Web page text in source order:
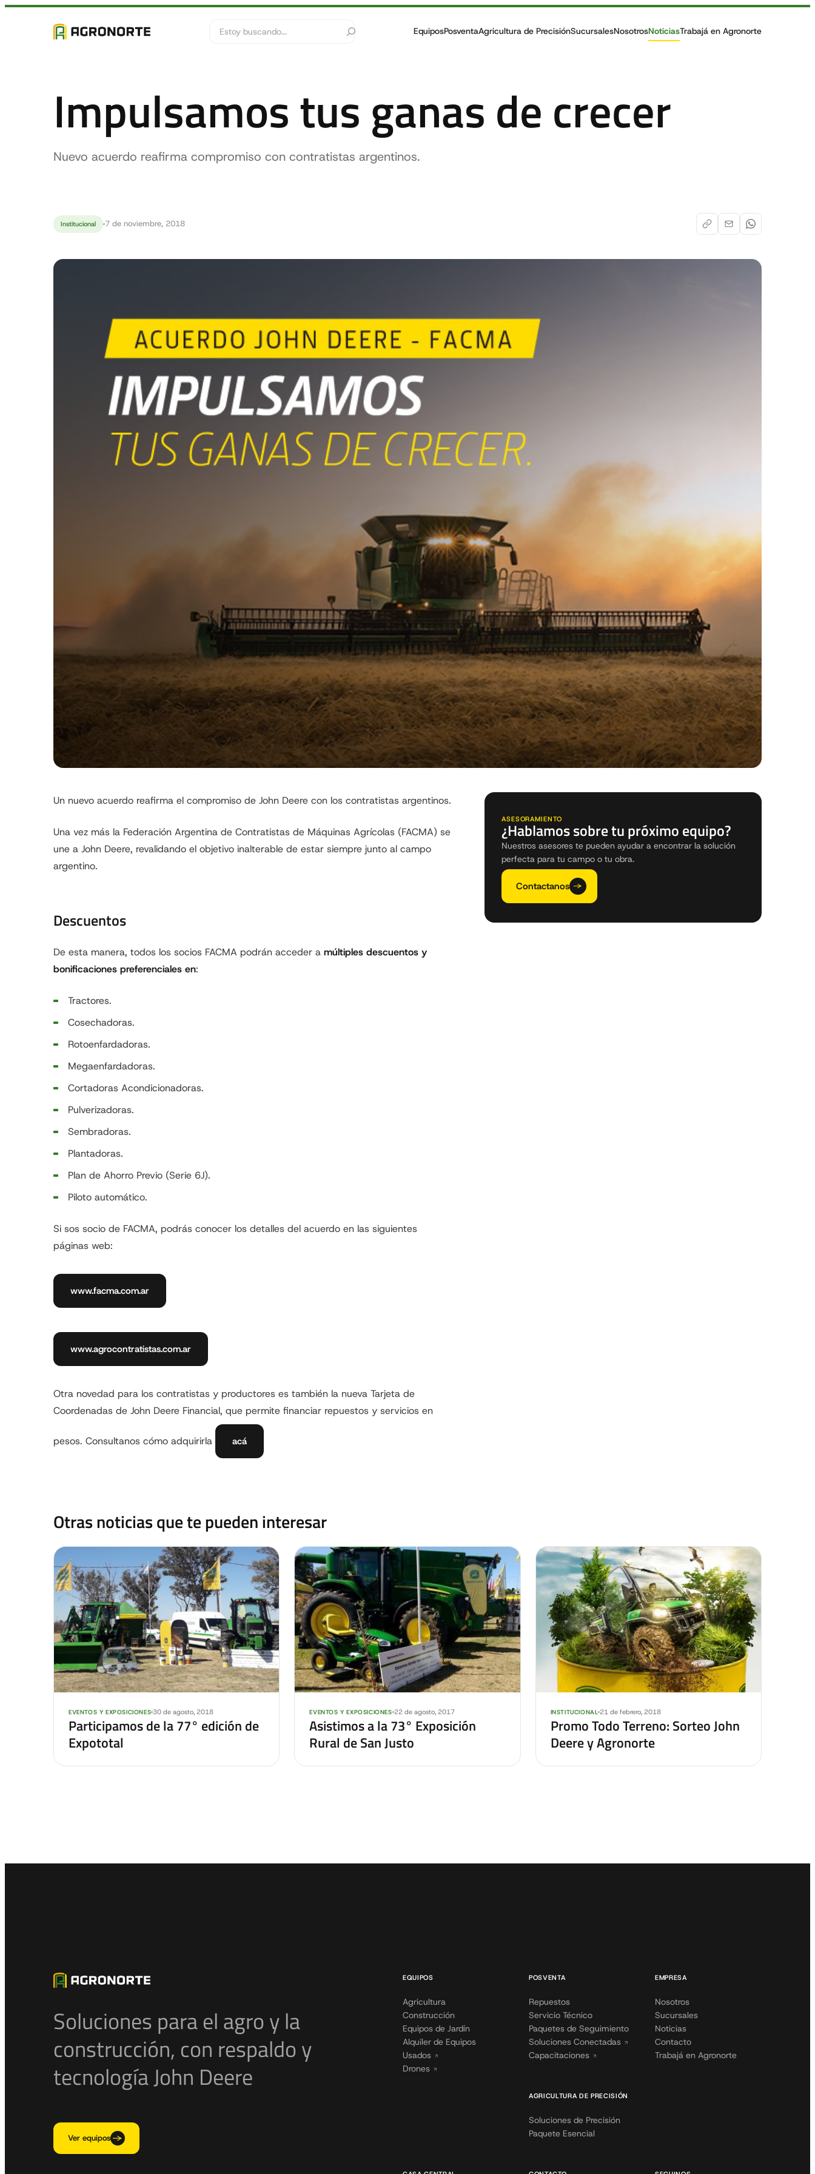
Buscar
EquiposPosventaAgricultura de PrecisiónSucursalesNosotrosNoticiasTrabajá en Agronorte
Impulsamos tus ganas de crecer
Nuevo acuerdo reafirma compromiso con contratistas argentinos.
Institucional 7 de noviembre, 2018
Un nuevo acuerdo reafirma el compromiso de John Deere con los contratistas argentinos.
Una vez más la Federación Argentina de Contratistas de Máquinas Agrícolas (FACMA) se
une a John Deere, revalidando el objetivo inalterable de estar siempre junto al campo
argentino.
Descuentos
De esta manera, todos los socios FACMA podrán acceder a múltiples descuentos y
bonificaciones preferenciales en:
Tractores.
Cosechadoras.
Rotoenfardadoras.
Megaenfardadoras.
Cortadoras Acondicionadoras.
Pulverizadoras.
Sembradoras.
Plantadoras.
Plan de Ahorro Previo (Serie 6J).
Piloto automático.
Si sos socio de FACMA, podrás conocer los detalles del acuerdo en las siguientes
páginas web:
www.facma.com.ar
www.agrocontratistas.com.ar
Otra novedad para los contratistas y productores es también la nueva Tarjeta de
Coordenadas de John Deere Financial, que permite financiar repuestos y servicios en
pesos. Consultanos cómo adquirirla acá
ASESORAMIENTO
¿Hablamos sobre tu próximo equipo?
Nuestros asesores te pueden ayudar a encontrar la solución
perfecta para tu campo o tu obra.
Contactanos
Otras noticias que te pueden interesar
EVENTOS Y EXPOSICIONES 30 de agosto, 2018
Participamos de la 77° edición de
Expototal
EVENTOS Y EXPOSICIONES 22 de agosto, 2017
Asistimos a la 73° Exposición
Rural de San Justo
INSTITUCIONAL 21 de febrero, 2018
Promo Todo Terreno: Sorteo John
Deere y Agronorte
Soluciones para el agro y la
construcción, con respaldo y
tecnología John Deere
Ver equipos
EQUIPOS
Agricultura
Construcción
Equipos de Jardín
Alquiler de Equipos
Usados
Drones
POSVENTA
Repuestos
Servicio Técnico
Paquetes de Seguimiento
Soluciones Conectadas
Capacitaciones
AGRICULTURA DE PRECISIÓN
Soluciones de Precisión
Paquete Esencial
EMPRESA
Nosotros
Sucursales
Noticias
Contacto
Trabajá en Agronorte